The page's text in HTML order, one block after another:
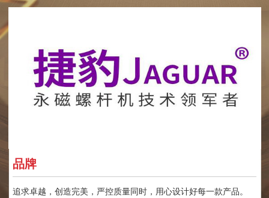
品牌
追求卓越，创造完美，严控质量同时，用心设计好每一款产品。